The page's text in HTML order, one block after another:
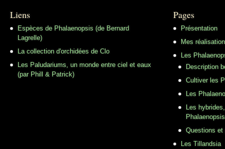
Liens
Espèces de Phalaenopsis (de Bernard
Lagrelle)
La collection d'orchidées de Clo
Les Paludariums, un monde entre ciel et eaux
(par Phill & Patrick)
Pages
Présentation
Mes
Les
Description
Cultiver les
Les
Les
Phalaenopsis
Questions et
Les Tillandsia